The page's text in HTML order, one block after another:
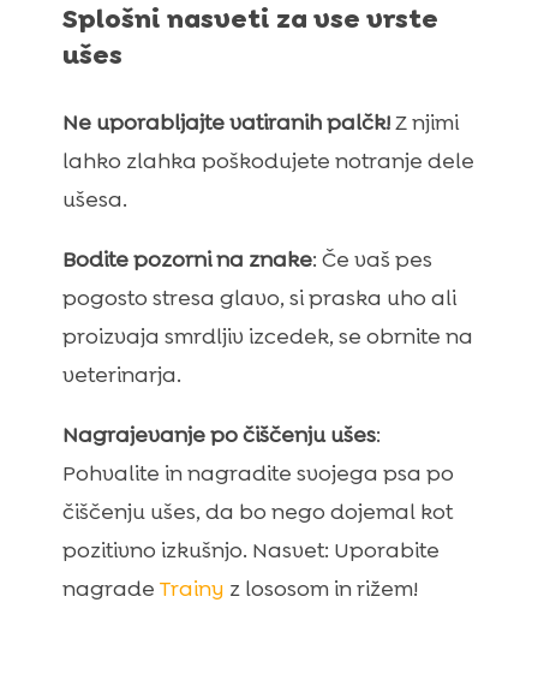
Splošni nasveti za vse vrste
ušes
Ne uporabljajte vatiranih palčk!Z njimi
lahko zlahka poškodujete notranje dele
ušesa.
Bodite pozorni na znake: Če vaš pes
pogosto stresa glavo, si praska uho ali
proizvaja smrdljiv izcedek, se obrnite na
veterinarja.
Nagrajevanje po čiščenju ušes:
Pohvalite in nagradite svojega psa po
čiščenju ušes, da bo nego dojemal kot
pozitivno izkušnjo. Nasvet: Uporabite
nagrade Trainy z lososom in rižem!